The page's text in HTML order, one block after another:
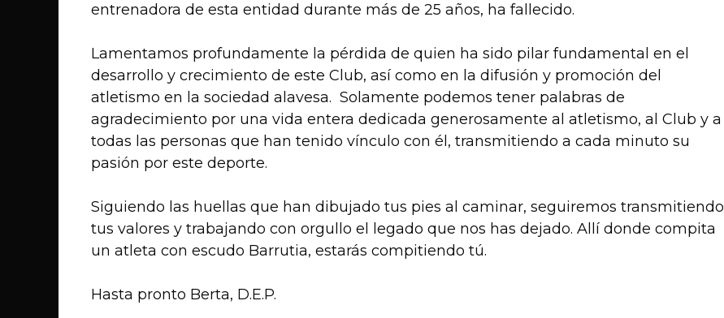
entrenadora de esta entidad durante más de 25 años, ha fallecido.
Lamentamos profundamente la pérdida de quien ha sido pilar fundamental en el
desarrollo y crecimiento de este Club, así como en la difusión y promoción del
atletismo en la sociedad alavesa. Solamente podemos tener palabras de
agradecimiento por una vida entera dedicada generosamente al atletismo, al Club y a
todas las personas que han tenido vínculo con él, transmitiendo a cada minuto su
pasión por este deporte.
Siguiendo las huellas que han dibujado tus pies al caminar, seguiremos transmitiendo
tus valores y trabajando con orgullo el legado que nos has dejado. Allí donde compita
un atleta con escudo Barrutia, estarás compitiendo tú.
Hasta pronto Berta, D.E.P.